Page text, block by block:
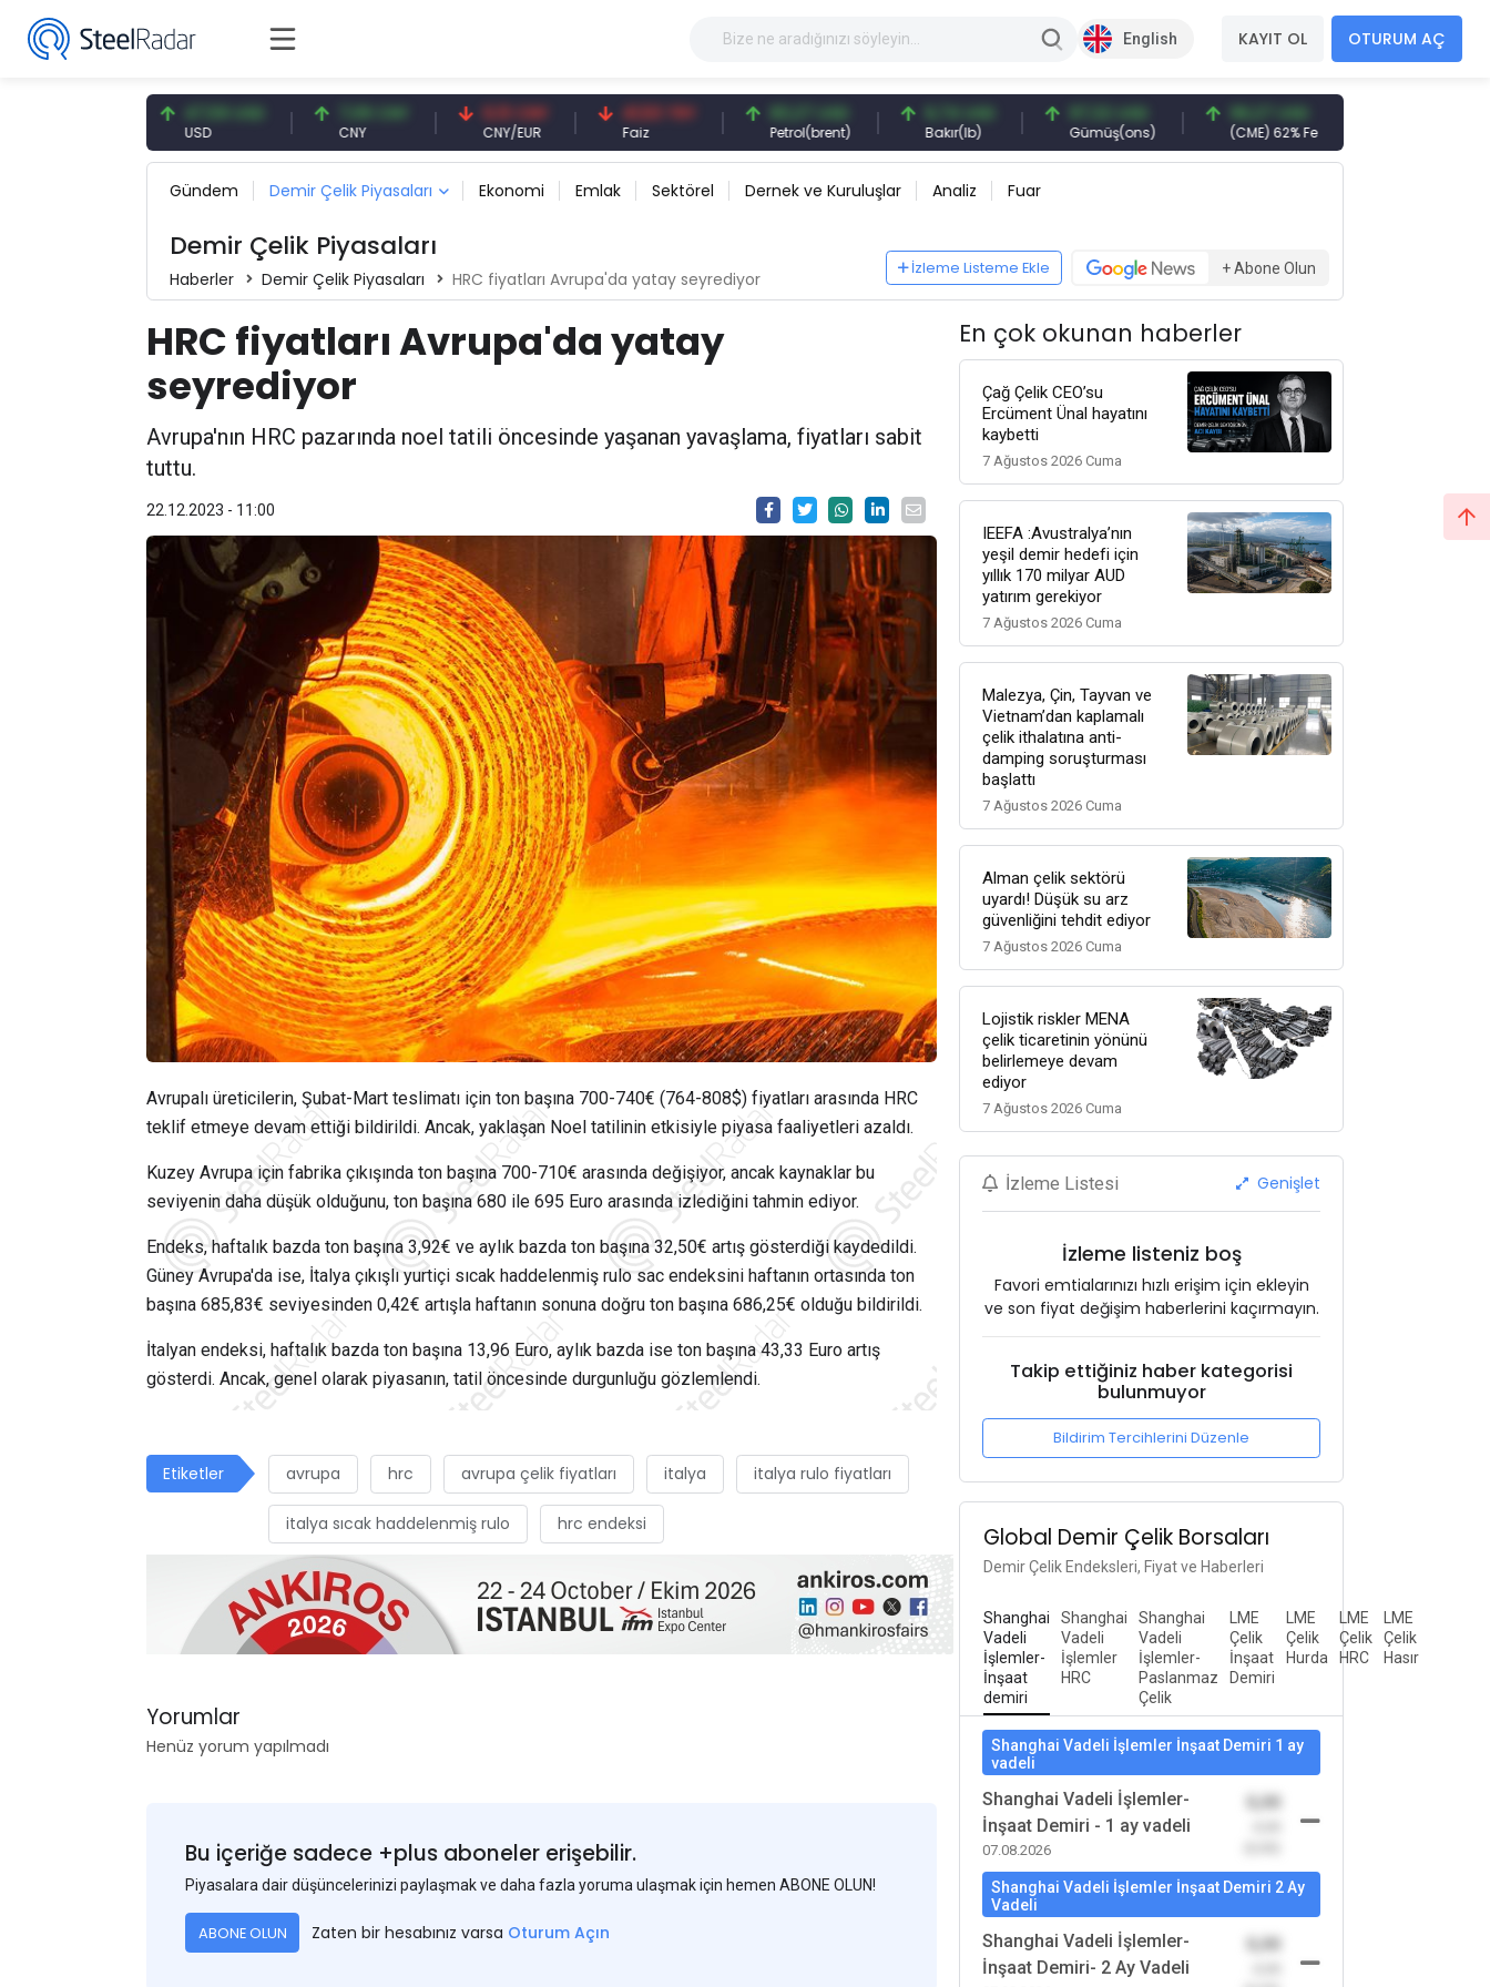
English KAYIT OL OTURUM AÇ
47,59 USD 7,09 CNY
CNY
0,13 CNY
CNY/EUR
41,53 TRY
Faiz
83,27 USD
Petrol(brent)
6,74 USD
Bakır(lb)
97,32 USD
Gümüş(ons)
96,27 USD
(CME) 62% Fe
Gündem Demir Çelik Piyasaları Ekonomi Emlak Sektörel Dernek ve Kuruluşlar Analiz Fuar
Demir Çelik Piyasaları
Haberler Demir Çelik Piyasaları HRC fiyatları Avrupa'da yatay seyrediyor
İzleme Listeme Ekle + Abone Olun
HRC fiyatları Avrupa'da yatay
seyrediyor
Avrupa'nın HRC pazarında noel tatili öncesinde yaşanan yavaşlama, fiyatları sabit
tuttu.
22.12.2023 - 11:00
Avrupalı üreticilerin, Şubat-Mart teslimatı için ton başına 700-740€ (764-808$) fiyatları arasında HRC
teklif etmeye devam ettiği bildirildi. Ancak, yaklaşan Noel tatilinin etkisiyle piyasa faaliyetleri azaldı.
Kuzey Avrupa için fabrika çıkışında ton başına 700-710€ arasında değişiyor, ancak kaynaklar bu
seviyenin daha düşük olduğunu, ton başına 680 ile 695 Euro arasında izlediğini tahmin ediyor.
Endeks, haftalık bazda ton başına 3,92€ ve aylık bazda ton başına 32,50€ artış gösterdiği kaydedildi.
Güney Avrupa'da ise, İtalya çıkışlı yurtiçi sıcak haddelenmiş rulo sac endeksini haftanın ortasında ton
başına 685,83€ seviyesinden 0,42€ artışla haftanın sonuna doğru ton başına 686,25€ olduğu bildirildi.
İtalyan endeksi, haftalık bazda ton başına 13,96 Euro, aylık bazda ise ton başına 43,33 Euro artış
gösterdi. Ancak, genel olarak piyasanın, tatil öncesinde durgunluğu gözlemlendi.
Etiketler avrupa hrc avrupa çelik fiyatları italya italya rulo fiyatları
italya sıcak haddelenmiş rulo hrc endeksi
Yorumlar
Henüz yorum yapılmadı
Bu içeriğe sadece +plus aboneler erişebilir.
Piyasalara dair düşüncelerinizi paylaşmak ve daha fazla yoruma ulaşmak için hemen ABONE OLUN!
ABONE OLUN Zaten bir hesabınız varsa Oturum Açın
En çok okunan haberler
Çağ Çelik CEO’su
Ercüment Ünal hayatını
kaybetti
7 Ağustos 2026 Cuma
IEEFA :Avustralya’nın
yeşil demir hedefi için
yıllık 170 milyar AUD
yatırım gerekiyor
7 Ağustos 2026 Cuma
Malezya, Çin, Tayvan ve
Vietnam’dan kaplamalı
çelik ithalatına anti-
damping soruşturması
başlattı
7 Ağustos 2026 Cuma
Alman çelik sektörü
uyardı! Düşük su arz
güvenliğini tehdit ediyor
7 Ağustos 2026 Cuma
Lojistik riskler MENA
çelik ticaretinin yönünü
belirlemeye devam
ediyor
7 Ağustos 2026 Cuma
İzleme Listesi Genişlet
İzleme listeniz boş
Favori emtialarınızı hızlı erişim için ekleyin
ve son fiyat değişim haberlerini kaçırmayın.
Takip ettiğiniz haber kategorisi
bulunmuyor
Bildirim Tercihlerini Düzenle
Global Demir Çelik Borsaları
Demir Çelik Endeksleri, Fiyat ve Haberleri
Shanghai
Vadeli
İşlemler-
İnşaat
demiri
Shanghai
Vadeli
İşlemler
HRC
Shanghai
Vadeli
İşlemler-
Paslanmaz
Çelik
LME
Çelik
İnşaat
Demiri
LME
Çelik
Hurda
LME
Çelik
HRC
LME
Çelik
Hasır
Shanghai Vadeli İşlemler İnşaat Demiri 1 ay
vadeli
Shanghai Vadeli İşlemler-
İnşaat Demiri - 1 ay vadeli
07.08.2026
0,00
Shanghai Vadeli İşlemler İnşaat Demiri 2 Ay
Vadeli
Shanghai Vadeli İşlemler-
İnşaat Demiri- 2 Ay Vadeli
0,00